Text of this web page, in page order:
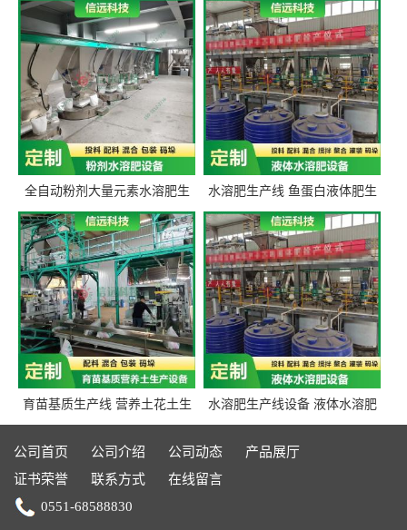
全自动粉剂大量元素水溶肥生
产设备 信远科技肥料生产设备
源头厂家
水溶肥生产线 鱼蛋白液体肥生
产设备 氨基酸液态肥全套设备
育苗基质生产线 营养土花土生
产线 有机肥生产线设备
水溶肥生产线设备 液体水溶肥
生产线 桶装液体水溶肥生产线
设备
公司首页 公司介绍 公司动态
产品展厅
证书荣誉
联系方式
在线留言
0551-68588830